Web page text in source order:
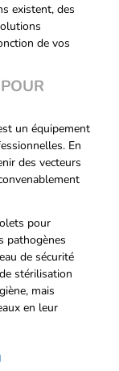
existent, des
de vos
un équipement
En
des vecteurs
pour
pathogènes
de sécurité
stérilisation
mais
en leur